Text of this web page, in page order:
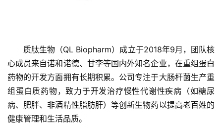
首
页
融
资
质肽生物（QL Biopharm）成立于2018年9月，团队核
心成员来自诺和诺德、甘李等国内外知名企业，在重组蛋白
药物的开发方面拥有长期积累。公司专注于大肠杆菌生产重
组蛋白质药物，致力于开发治疗慢性代谢性疾病（如糖尿
病、肥胖、非酒精性脂肪肝）等创新生物药以提高老百姓的
健康管理和生活品质。